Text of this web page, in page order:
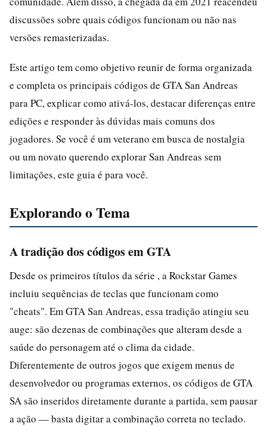
discussões sobre quais códigos funcionam ou não nas
versões remasterizadas.
Este artigo tem como objetivo reunir de forma organizada
e completa os principais códigos de GTA San Andreas
para PC, explicar como ativá-los, destacar diferenças entre
edições e responder às dúvidas mais comuns dos
jogadores. Se você é um veterano em busca de nostalgia
ou um novato querendo explorar San Andreas sem
limitações, este guia é para você.
Explorando o Tema
A tradição dos códigos em GTA
Desde os primeiros títulos da série , a Rockstar Games
incluiu sequências de teclas que funcionam como
"cheats". Em GTA San Andreas, essa tradição atingiu seu
auge: são dezenas de combinações que alteram desde a
saúde do personagem até o clima da cidade.
Diferentemente de outros jogos que exigem menus de
desenvolvedor ou programas externos, os códigos de GTA
SA são inseridos diretamente durante a partida, sem pausar
a ação — basta digitar a combinação correta no teclado.